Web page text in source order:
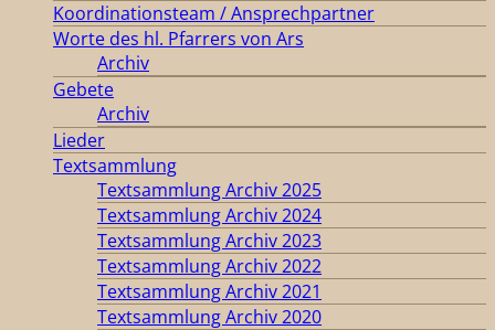
Koordinationsteam / Ansprechpartner
Worte des hl. Pfarrers von Ars
Archiv
Gebete
Archiv
Lieder
Textsammlung
Textsammlung Archiv 2025
Textsammlung Archiv 2024
Textsammlung Archiv 2023
Textsammlung Archiv 2022
Textsammlung Archiv 2021
Textsammlung Archiv 2020